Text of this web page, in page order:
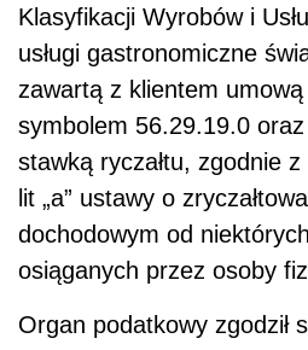
Klasyfikacji Wyrobów i
usługi gastronomiczne
zawartą z klientem
symbolem 56.29.19.0
stawką ryczałtu, zgodnie
lit „a” ustawy o
dochodowym od
osiąganych przez osoby
Organ podatkowy zgodził